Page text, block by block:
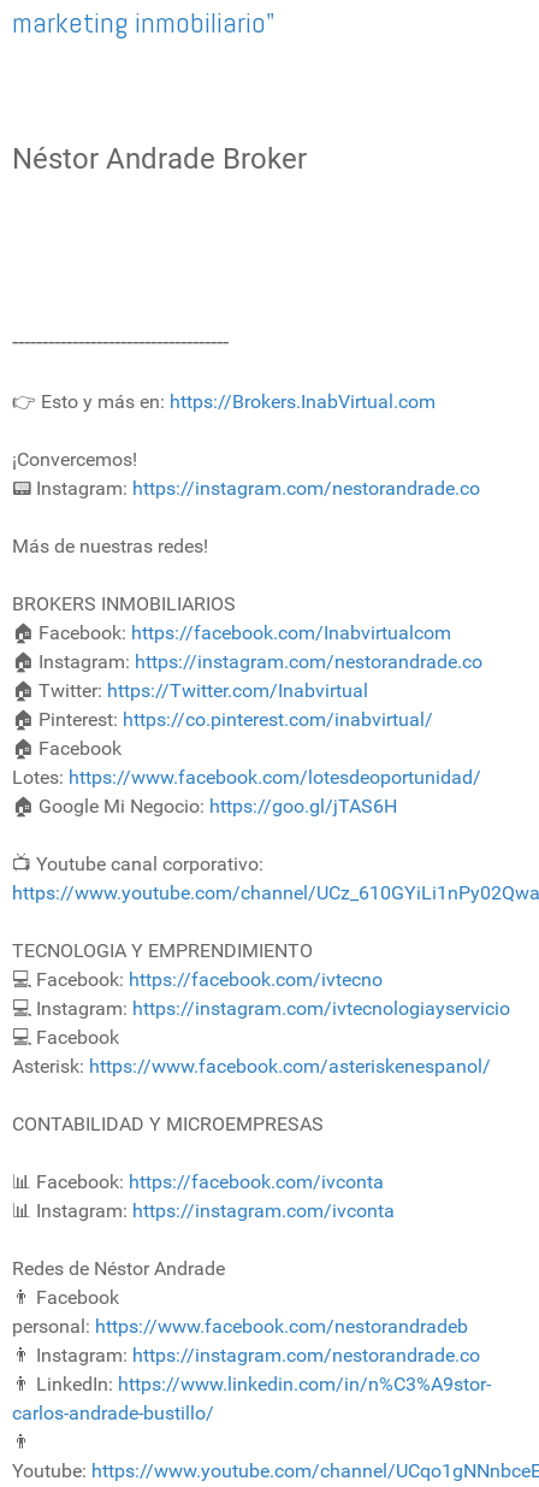
marketing inmobiliario"
Néstor Andrade Broker
------------------------------------
👉 Esto y más en: https://Brokers.InabVirtual.com
¡Convercemos!
📟 Instagram: https://instagram.com/nestorandrade.co
Más de nuestras redes!
BROKERS INMOBILIARIOS
🏠 Facebook: https://facebook.com/Inabvirtualcom
🏠 Instagram: https://instagram.com/nestorandrade.co
🏠 Twitter: https://Twitter.com/Inabvirtual
🏠 Pinterest: https://co.pinterest.com/inabvirtual/
🏠 Facebook
Lotes: https://www.facebook.com/lotesdeoportunidad/
🏠 Google Mi Negocio: https://goo.gl/jTAS6H
📺 Youtube canal corporativo:
https://www.youtube.com/channel/
TECNOLOGIA Y EMPRENDIMIENTO
💻 Facebook: https://facebook.com/ivtecno
💻 Instagram: https://instagram.com/ivtecnologiayservicio
💻 Facebook
Asterisk: https://www.facebook.com/asteriskenespanol/
CONTABILIDAD Y MICROEMPRESAS
📊 Facebook: https://facebook.com/ivconta
📊 Instagram: https://instagram.com/ivconta
Redes de Néstor Andrade
👨 Facebook
personal: https://www.facebook.com/nestorandradeb
👨 Instagram: https://instagram.com/nestorandrade.co
👨 LinkedIn: https://www.linkedin.com/in/n%C3%A9stor-
carlos-andrade-bustillo/
👨
Youtube: https://www.youtube.com/channel/